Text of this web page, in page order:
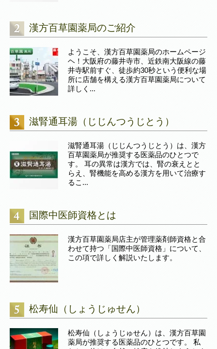
漢方百草園薬局のご紹介
ようこそ、漢方百草園薬局のホームページ
ヘ！大阪府の藤井寺市、近鉄南大阪線の藤
井寺駅前すぐ、徒歩約30秒という便利な場
所に店舗を構える漢方百草園薬局について
詳しく...
滋腎通耳湯（じじんつうじとう）
滋腎通耳湯（じじんつうじとう）は、漢方
百草園薬局が推奨する医薬品のひとつで
す。 耳の異常は漢方では、腎の衰えとと
らえ、腎機能を高める漢方を用いて治療す
るこ...
国際中医師資格とは
漢方百草園薬局店主が管理薬剤師資格と合
わせて持つ「国際中医師資格」について、
この項で詳しく解説いたします。
松寿仙（しょうじゅせん）
松寿仙（しょうじゅせん）は、漢方百草園
薬局が推奨する医薬品のひとつです。 私